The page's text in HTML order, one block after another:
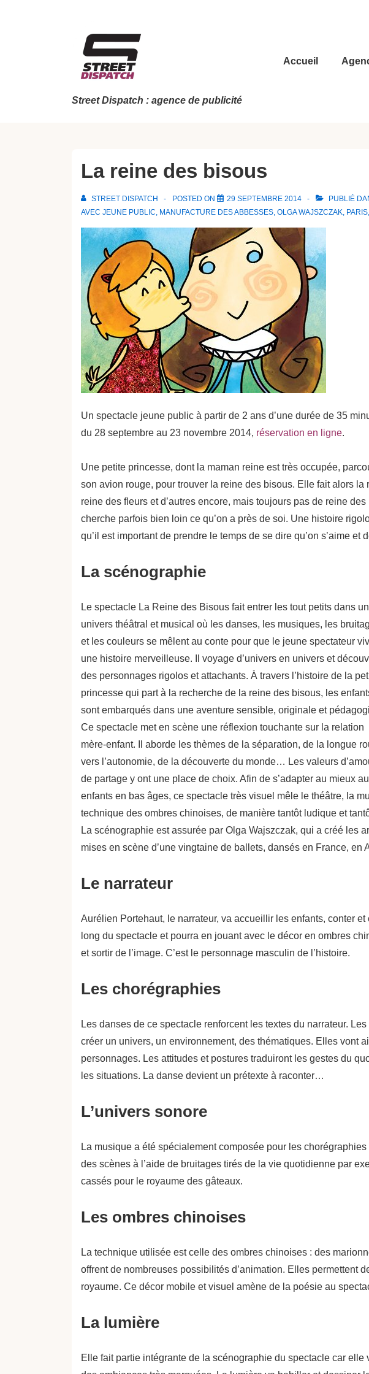
Street Dispatch : agence de publicité
Main
Accueil
La reine des bisous
STREET DISPATCH POSTED ON 29 SEPTEMBRE 2014 PUBLIÉ
AVEC JEUNE PUBLIC, MANUFACTURE DES ABBESSES, OLGA WAJSZCZAK, PARIS,
Un spectacle jeune public à partir de 2 ans d’une durée de 35
du 28 septembre au 23 novembre 2014, réservation en ligne.
Une petite princesse, dont la maman reine est très occupée,
son avion rouge, pour trouver la reine des bisous. Elle fait alors la
reine des fleurs et d’autres encore, mais toujours pas de reine
cherche parfois bien loin ce qu’on a près de soi. Une histoire
qu’il est important de prendre le temps de se dire qu’on s’aime et
La scénographie
Le spectacle La Reine des Bisous fait entrer les tout petits dans un
univers théâtral et musical où les danses, les musiques, les
et les couleurs se mêlent au conte pour que le jeune spectateur
une histoire merveilleuse. Il voyage d’univers en univers et
des personnages rigolos et attachants. À travers l’histoire de la
princesse qui part à la recherche de la reine des bisous, les
sont embarqués dans une aventure sensible, originale et
Ce spectacle met en scène une réflexion touchante sur la relation
mère-enfant. Il aborde les thèmes de la séparation, de la longue
vers l’autonomie, de la découverte du monde… Les valeurs
de partage y ont une place de choix. Afin de s’adapter au mieux
enfants en bas âges, ce spectacle très visuel mêle le théâtre, la
technique des ombres chinoises, de manière tantôt ludique et
La scénographie est assurée par Olga Wajszczak, qui a créé les
mises en scène d’une vingtaine de ballets, dansés en France, en
Le narrateur
Aurélien Portehaut, le narrateur, va accueillir les enfants, conter et
long du spectacle et pourra en jouant avec le décor en ombres
et sortir de l’image. C’est le personnage masculin de l’histoire.
Les chorégraphies
Les danses de ce spectacle renforcent les textes du narrateur.
créer un univers, un environnement, des thématiques. Elles vont
personnages. Les attitudes et postures traduiront les gestes du
les situations. La danse devient un prétexte à raconter…
L’univers sonore
La musique a été spécialement composée pour les
des scènes à l’aide de bruitages tirés de la vie quotidienne par
cassés pour le royaume des gâteaux.
Les ombres chinoises
La technique utilisée est celle des ombres chinoises : des
offrent de nombreuses possibilités d’animation. Elles permettent
royaume. Ce décor mobile et visuel amène de la poésie au
La lumière
Elle fait partie intégrante de la scénographie du spectacle car